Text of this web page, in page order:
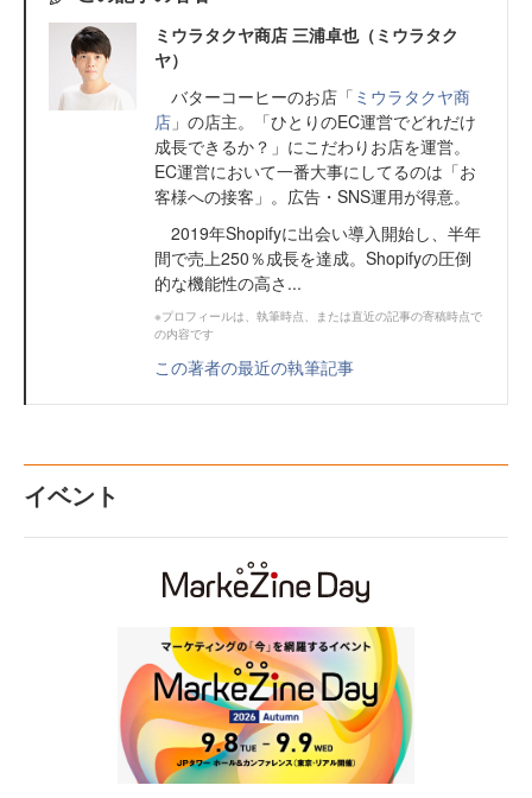
ミウラタクヤ商店 三浦卓也（ミウラタク
ヤ）
バターコーヒーのお店「 ミウラタクヤ商
店 」の店主。「ひとりのEC運営でどれだけ
成長できるか？」にこだわりお店を運営。
EC運営において一番大事にしてるのは「お
客様への接客」。広告・SNS運用が得意。
2019年Shopifyに出会い導入開始し、半年
間で売上250％成長を達成。Shopifyの圧倒
的な機能性の高さ...
※プロフィールは、執筆時点、または直近の記事の寄稿時点で
の内容です
この著者の最近の執筆記事
イベント